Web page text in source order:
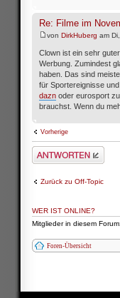
Re: Filme im
von DirkHuberg am
Clown ist ein sehr
Werbung. Zumindest
haben. Das sind
für Sportereignisse
dazn oder eurosport
brauchst. Wenn du
Vorherige
Antwort schreiben
Zurück zu Off-Topic
WER IST ONLINE?
Mitglieder in diesem
Foren-Übersicht